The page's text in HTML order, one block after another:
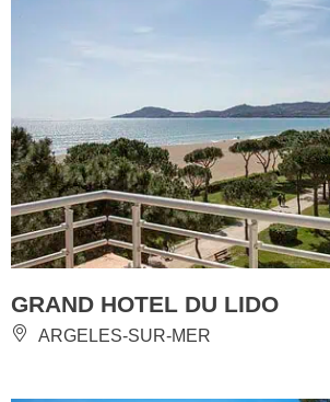
GRAND HOTEL DU LIDO
ARGELES-SUR-MER